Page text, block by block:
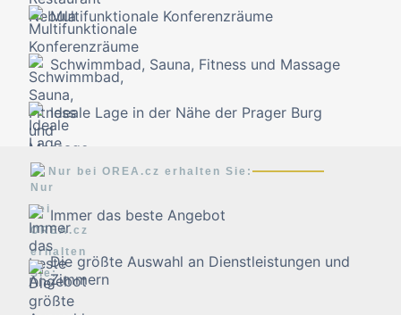
Multifunktionale Konferenzräume
Schwimmbad, Sauna, Fitness und Massage
Ideale Lage in der Nähe der Prager Burg
Nur bei OREA.cz erhalten Sie:
Immer das beste Angebot
Die größte Auswahl an Dienstleistungen und
Zimmern